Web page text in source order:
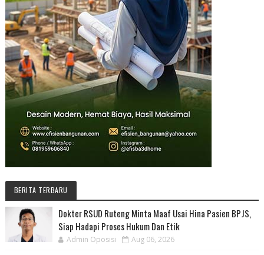
BERITA TERBARU
Dokter RSUD Ruteng Minta Maaf Usai Hina Pasien BPJS,
Siap Hadapi Proses Hukum Dan Etik
Admin Oposisi Aug 06, 2026